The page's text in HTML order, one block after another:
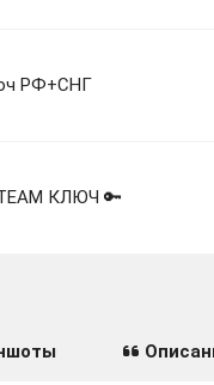
РФ+СНГ
КЛЮЧ 🔑